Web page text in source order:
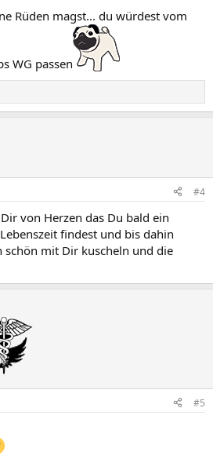
Rüden magst... du würdest vom
WG passen
#4
von Herzen das Du bald ein
findest und bis dahin
schön mit Dir kuscheln und die
#5